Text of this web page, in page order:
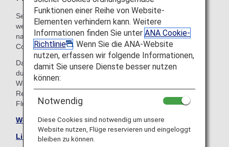
Services für von ANA durchgeführte Codeshare-Flüge
werden von der durchführenden Fluggesellschaft wie
nachfolgend angegeben erbracht. Wenn Sie einen
Codeshare-Flug nutzen, beachten Sie bitte Folgendes.
Darüber hinaus gelten die Geschäftsbedingungen der
durchführenden Fluggesellschaft für bestimmte Punkte.
Weitere Informationen erhalten Sie zum Zeitpunkt der
Reservierung, oder Sie kontaktieren die durchführende
Fluggesellschaft direkt.
Website von Air New Zealand besuchen
Liste von Codeshare-Flügen
Funktionen einer Reihe von Website-
Elementen verhindern kann. Weitere
Informationen finden Sie unter ANA Cookie-
Richtlinie
. Wenn Sie die ANA-Website
nutzen, erfassen wir folgende Informationen,
damit Sie unsere Dienste besser nutzen
können:
Notwendig
Diese Cookies sind notwendig um unsere
Website nutzen, Flüge reservieren und eingeloggt
bleiben zu können.